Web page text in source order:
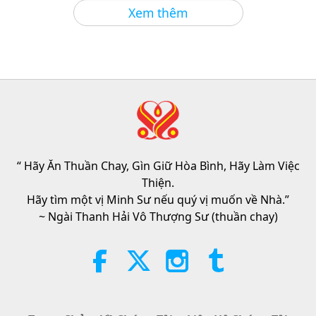
Xem thêm
25:38
“Fast Charge” Is Wonderful Way
Whenever Material World Begins
to Feel Too Imposing
Tin Đáng Chú Ý 2026-08-05 1458Lượt Xem
38:07
“ Hãy Ăn Thuần Chay, Gìn Giữ Hòa Bình, Hãy Làm Việc
Thiện.
Hãy tìm một vị Minh Sư nếu quý vị muốn về Nhà.”
~ Ngài Thanh Hải Vô Thượng Sư (thuần chay)